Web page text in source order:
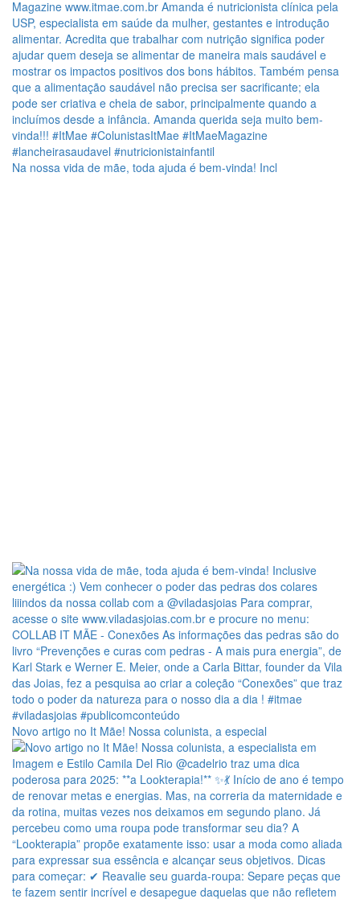
Na nossa vida de mãe, toda ajuda é bem-vinda! Incl
Novo artigo no It Mãe! Nossa colunista, a especial